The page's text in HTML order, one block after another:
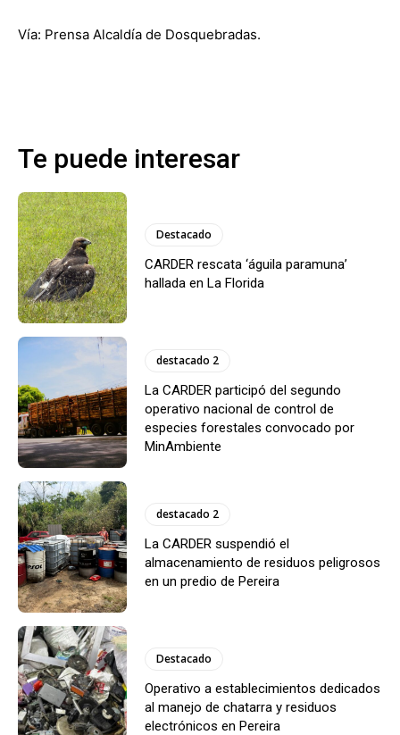
Vía: Prensa Alcaldía de Dosquebradas.
Te puede interesar
Destacado
CARDER rescata ‘águila paramuna’
hallada en La Florida
destacado 2
La CARDER participó del segundo
operativo nacional de control de
especies forestales convocado por
MinAmbiente
destacado 2
La CARDER suspendió el
almacenamiento de residuos peligrosos
en un predio de Pereira
Destacado
Operativo a establecimientos dedicados
al manejo de chatarra y residuos
electrónicos en Pereira